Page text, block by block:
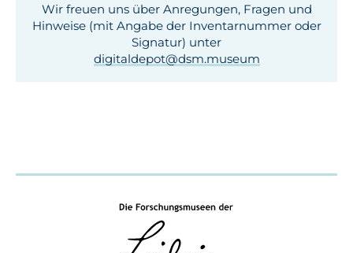
Wir freuen uns über Anregungen, Fragen und
Hinweise (mit Angabe der Inventar­nummer oder
Signatur) unter
digitaldepot­@dsm.museum